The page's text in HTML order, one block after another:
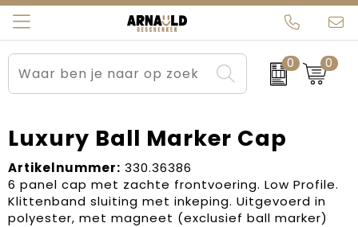
0 0
Relatiegeschenken
Sportkleding
Werkkleding
Kleding en textiel
Beurs en Evenementen
Brievenbuspakketten
Carnaval
Dag van de Zorg
Arnauld Kerstpakketten
MijnEigenKadootje
Ons team
Contact
Blogs
Luxury Ball Marker Cap
Artikelnummer: 330.36386
6 panel cap met zachte frontvoering. Low Profile.
Klittenband sluiting met inkeping. Uitgevoerd in
polyester, met magneet (exclusief ball marker)